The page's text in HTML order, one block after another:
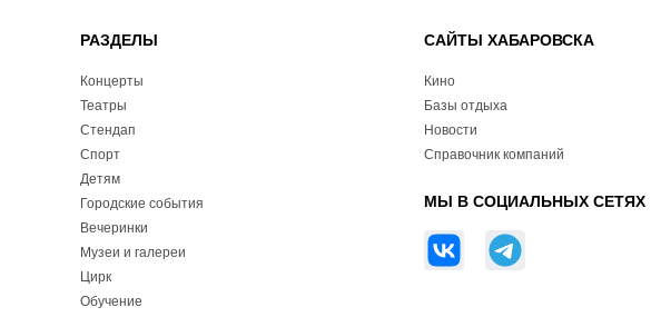
РАЗДЕЛЫ
Концерты
Театры
Стендап
Спорт
Детям
Городские события
Вечеринки
Музеи и галереи
Цирк
Обучение
САЙТЫ ХАБАРОВСКА
Кино
Базы отдыха
Новости
Справочник компаний
МЫ В СОЦИАЛЬНЫХ СЕТЯХ